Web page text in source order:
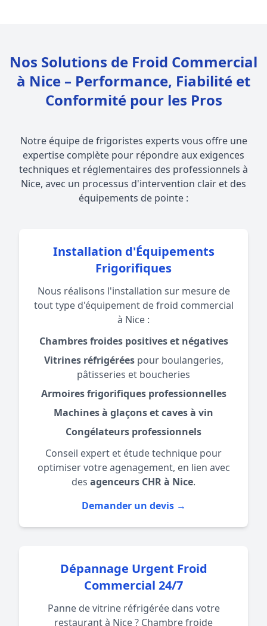
Nos Solutions de Froid Commercial
à Nice – Performance, Fiabilité et
Conformité pour les Pros
Notre équipe de frigoristes experts vous offre une
expertise complète pour répondre aux exigences
techniques et réglementaires des professionnels à
Nice, avec un processus d'intervention clair et des
équipements de pointe :
Installation d'Équipements
Frigorifiques
Nous réalisons l'installation sur mesure de
tout type d'équipement de froid commercial
à Nice :
Chambres froides positives et négatives
Vitrines réfrigéréespour boulangeries,
pâtisseries et boucheries
Armoires frigorifiques professionnelles
Machines à glaçons et caves à vin
Congélateurs professionnels
Conseil expert et étude technique pour
optimiser votre agenagement, en lien avec
des agenceurs CHR à Nice.
Demander un devis →
Dépannage Urgent Froid
Commercial 24/7
Panne de vitrine réfrigérée dans votre
restaurant à Nice ? Chambre froide